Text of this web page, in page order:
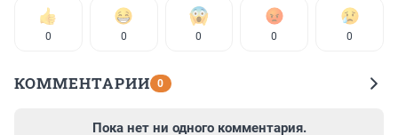
0 0 0 0 0
КОММЕНТАРИИ 0
Пока нет ни одного комментария.